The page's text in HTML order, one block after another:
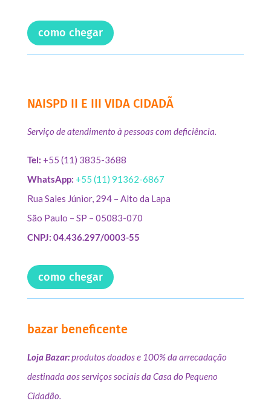
como chegar
NAISPD II E III VIDA CIDADÃ
Serviço de atendimento à pessoas com deficiência.
Tel: +55 (11) 3835-3688
WhatsApp: +55 (11) 91362-6867
Rua Sales Júnior, 294 – Alto da Lapa
São Paulo – SP – 05083-070
CNPJ: 04.436.297/0003-55
como chegar
bazar beneficente
Loja Bazar:produtos doados e 100% da arrecadação
destinada aos serviços sociais da Casa do Pequeno
Cidadão.